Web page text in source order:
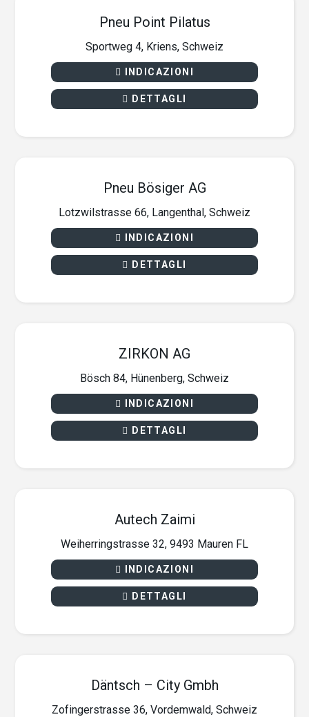
Pneu Point Pilatus
Sportweg 4, Kriens, Schweiz
INDICAZIONI
DETTAGLI
Pneu Bösiger AG
Lotzwilstrasse 66, Langenthal, Schweiz
INDICAZIONI
DETTAGLI
ZIRKON AG
Bösch 84, Hünenberg, Schweiz
INDICAZIONI
DETTAGLI
Autech Zaimi
Weiherringstrasse 32, 9493 Mauren FL
INDICAZIONI
DETTAGLI
Däntsch – City Gmbh
Zofingerstrasse 36, Vordemwald, Schweiz